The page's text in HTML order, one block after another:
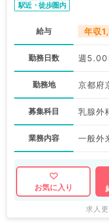
駅近・徒歩圏内
給与 年収
勤務日数 週5.00
勤務地 京都府
募集科目 乳腺外
業務内容 一般外
お気に入り
求人